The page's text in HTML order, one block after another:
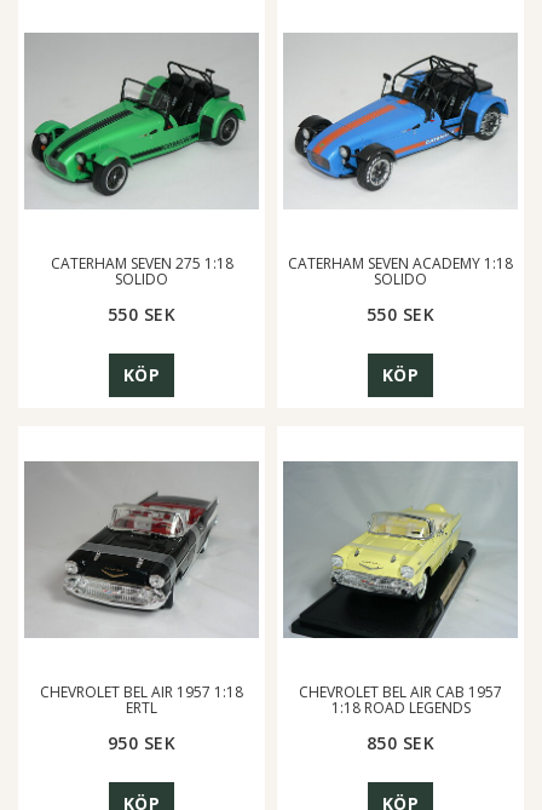
CATERHAM SEVEN 275 1:18
SOLIDO
550 SEK
KÖP
CATERHAM SEVEN ACADEMY 1:18
SOLIDO
550 SEK
KÖP
CHEVROLET BEL AIR 1957 1:18
ERTL
950 SEK
KÖP
CHEVROLET BEL AIR CAB 1957
1:18 ROAD LEGENDS
850 SEK
KÖP